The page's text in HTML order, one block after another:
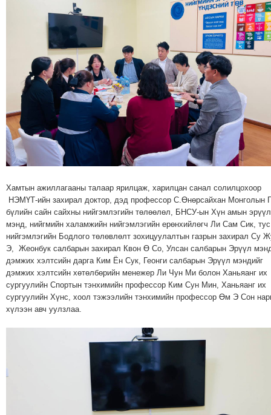
ТОЙРОНД
ТАЙМ"ЫН
ЭРГЭН
ТОЙРОНД
ГРАНАТ
ОСЛЫН
ЭРГЭН
ТӨВСИЙН
ТОДОТГОЛЫН
ЭРГЭН
ТОЙРОНД
ЕРӨНХИЙЛӨГЧИЙН
СОНГУУЛИЙН
ЭРГЭН
Хамтын ажиллагааны талаар ярилцаж, харилцан санал солилцохоор
НЭМҮТ-ийн захирал доктор, дэд профессор С.Өнөрсайхан Монголын
бүлийн сайн сайхны нийгэмлэгийн төлөөлөл, БНСУ-ын Хүн амын эрүүл
мэнд, нийгмийн халамжийн нийгэмлэгийн ерөнхийлөгч Ли Сам Сик, тус
нийгэмлэгийн Бодлого төлөвлөлт зохицуулалтын газрын захирал Су
Э, Жеонбук салбарын захирал Квон Ө Со, Улсан салбарын Эрүүл
дэмжих хэлтсийн дарга Ким Ён Сук, Геонги салбарын Эрүүл мэндийг
дэмжих хэлтсийн хөтөлбөрийн менежер Ли Чун Ми болон Ханьяанг их
сургуулийн Спортын тэнхимийн профессор Ким Сун Мин, Ханьяанг их
сургуулийн Хүнс, хоол тэжээлийн тэнхимийн профессор Өм Э Сон
хүлээн авч уулзлаа.